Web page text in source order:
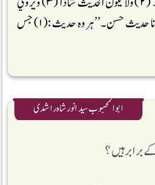
من غير وجه نحو ذلك فهو عندنا حديث حسن۔ ’’ہر وہ حدیث :(۱) جس
ابوالمحبوب سیدانورشاہ راشدی
برابر ہیں؟